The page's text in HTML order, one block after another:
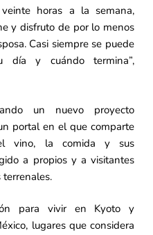
horas a la semana,
y disfruto de por lo menos
Casi siempre se puede
día y cuándo termina”,
un nuevo proyecto
portal en el que comparte
vino, la comida y sus
a propios y a visitantes
para vivir en Kyoto y
lugares que considera